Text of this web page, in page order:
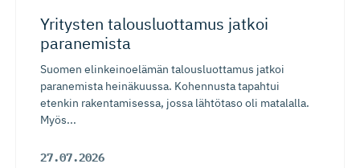
Yritysten talousluottamus jatkoi
paranemista
Suomen elinkeinoelämän talousluottamus jatkoi
paranemista heinäkuussa. Kohennusta tapahtui
etenkin rakentamisessa, jossa lähtötaso oli matalalla.
Myös...
27.07.2026